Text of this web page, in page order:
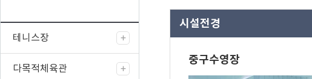
테니스장
다목적체육관
시설전경
중구수영장